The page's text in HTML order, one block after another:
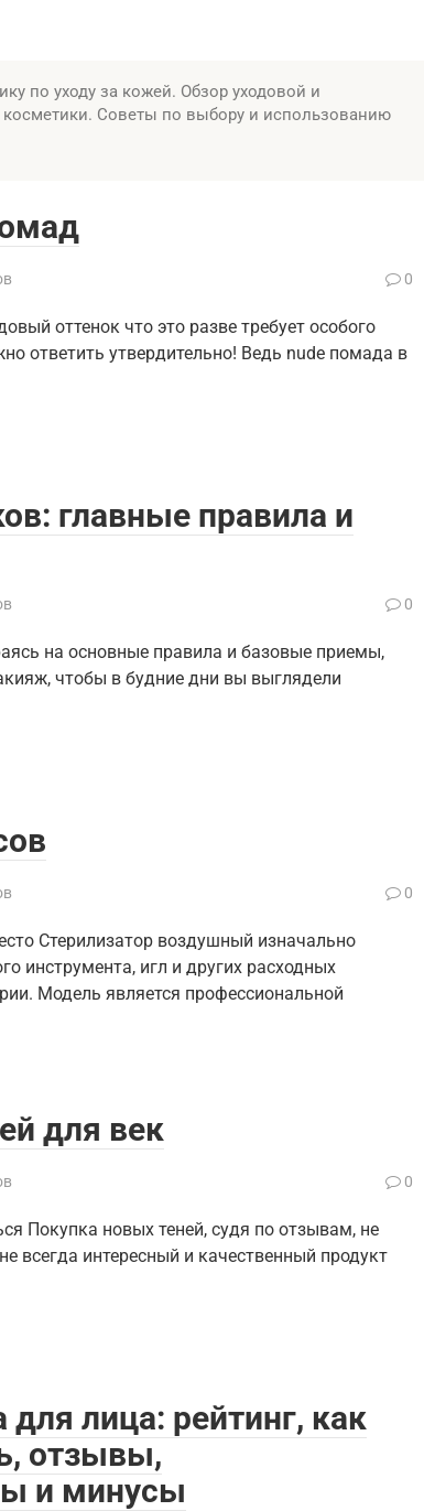
по уходу за кожей. Обзор уходовой и
Советы по выбору и использованию
0
оттенок что это разве требует особого
ответить утвердительно! Ведь nude помада в
главные правила и
0
на основные правила и базовые приемы,
чтобы в будние дни вы выглядели
0
Стерилизатор воздушный изначально
инструмента, игл и других расходных
Модель является профессиональной
для век
0
Покупка новых теней, судя по отзывам, не
всегда интересный и качественный продукт
лица: рейтинг, как
отзывы,
и минусы